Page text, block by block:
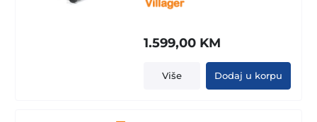
1.599,00 KM
Više Dodaj u korpu